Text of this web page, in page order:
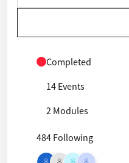
Completed
14 Events
2 Modules
484 Following